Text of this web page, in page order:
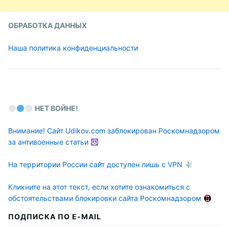
ОБРАБОТКА ДАННЫХ
Наша политика конфиденциальности
НЕТ ВОЙНЕ!
Внимание! Сайт Udikov.com заблокирован Роскомнадзором
за антивоенные статьи
На территории России сайт доступен лишь с VPN
Кликните на этот текст, если хотите ознакомиться с
обстоятельствами блокировки сайта Роскомнадзором
ПОДПИСКА ПО E-MAIL